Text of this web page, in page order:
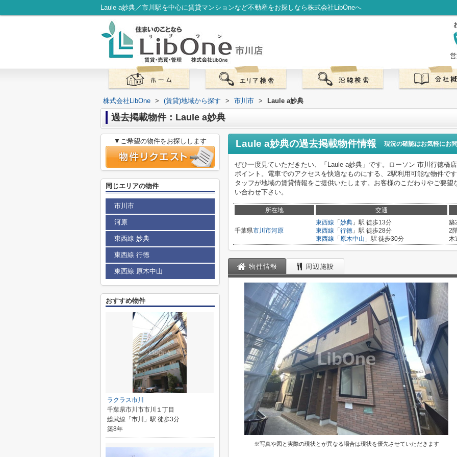
Laule a妙典／市川駅を中心に賃貸マンションなど不動産をお探しなら株式会社LibOneへ
株式会社LibOne > (賃貸)地域から探す > 市川市 > Laule a妙典
過去掲載物件：Laule a妙典
Laule a妙典の過去掲載物件情報 現況の確認はお気軽にお
ぜひ一度見ていただきたい、「Laule a妙典」です。ローソン 市川行徳橋
ポイント。電車でのアクセスを快適なものにする、2駅利用可能な物件で
タッフが地域の賃貸情報をご提供いたします。お客様のこだわりやご要
い合わせ下さい。
所在地 交通
千葉県市川市河原
東西線 「 妙典 」駅 徒歩13分
東西線 「 行徳 」駅 徒歩28分
東西線 「 原木中山 」駅 徒歩30分
築
2
木
物件情報 周辺施設
※写真や図と実際の現状とが異なる場合は現状を優先させていただきます
▼ご希望の物件をお探しします
同じエリアの物件
市川市
河原
東西線 妙典
東西線 行徳
東西線 原木中山
おすすめ物件
ラクラス市川
千葉県市川市市川１丁目
総武線「市川」駅 徒歩3分
築8年